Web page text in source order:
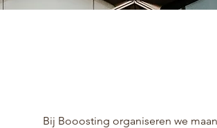
Bij Booosting organiseren we